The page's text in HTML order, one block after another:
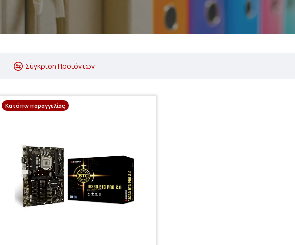
Σύγκριση Προϊόντων
Κατόπιν παραγγελίας